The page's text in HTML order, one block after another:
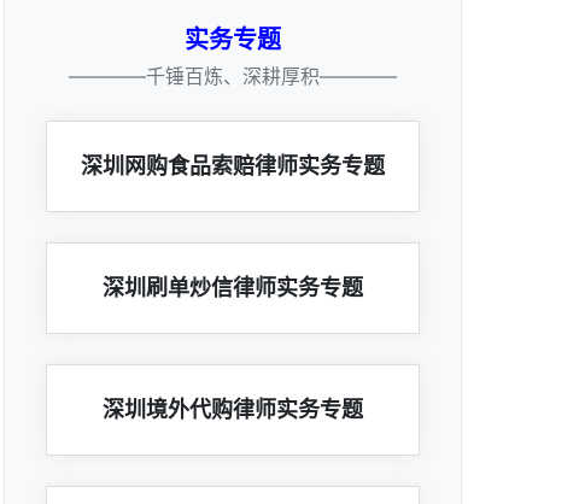
实务专题
————千锤百炼、深耕厚积————
深圳网购食品索赔律师实务专题
深圳刷单炒信律师实务专题
深圳境外代购律师实务专题